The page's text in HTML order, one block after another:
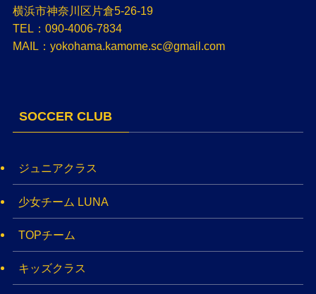
横浜市神奈川区片倉5-26-19
TEL：090-4006-7834
MAIL：yokohama.kamome.sc@gmail.com
SOCCER CLUB
ジュニアクラス
少女チーム LUNA
TOPチーム
キッズクラス